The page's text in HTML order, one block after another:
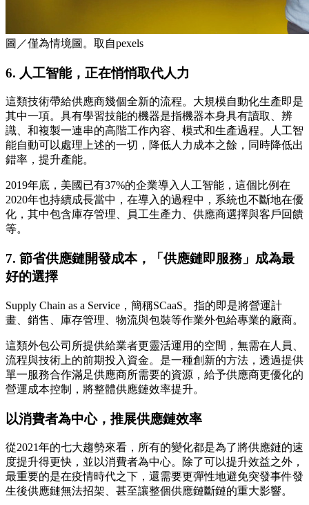
圖／僅為情境圖。取自pexels
6. 人工智能，正在悄悄取代人力
這類技術帶給供應商幾個全新的流程。大規模自動化生產即是
其中一項。具有學習技能的機器是指機器本身具有讀取、辨
識、和複製一連串的高階工作內容、模式和生產過程。人工智
能自動可以處理上述的一切，降低人力成本之餘，同時降低出
錯率，提升產能。
2019年底，美國已有37%的企業導入人工智能，這個比例在
2020年也持續成長當中，在導入的過程中，系統也不斷地在優
化，其中包含庫存管理、員工生產力、供應商選擇與客戶回饋
等。
7. 節省供應鏈開發成本，「供應鏈即服務」成為最
好的選擇
Supply Chain as a Service，簡稱SCaaS。指的即是將營運計
畫、銷售、庫存管理、物流與包裝等作業外包給專業的廠商。
這類外包公司所提供給業者更靈活運用的空間，無需在人員、
流程與技術上的前期投入資金。是一種創新的方法，透過提供
單一服務合作滿足供應商所需要的資源，給予供應商更優化的
營運成本控制，將整體供應鏈效率提升。
以消費者為中心，推展供應鏈效率
從2021年的七大趨勢來看，所有的變化都是為了將供應鏈的速
度提升得更快，並以消費者為中心。除了可以提升效益之外，
最重要的是在疫情時代之下，還需要更彈性地避免突發事件發
生後供應鏈無法招架、甚至讓整個供應鏈斷鏈的重大影響。